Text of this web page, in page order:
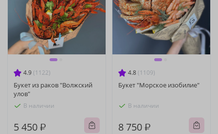
4.9 (1122)
Букет из раков "Волжский
улов"
В наличии
5 450 ₽
4.8 (1109)
Букет "Морское изобилие"
В наличии
8 750 ₽